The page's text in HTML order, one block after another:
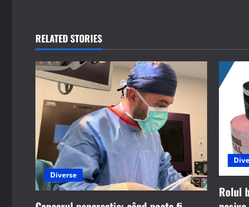
n
a
v
g
a
t
RELATED STORIES
Diverse
Rolul